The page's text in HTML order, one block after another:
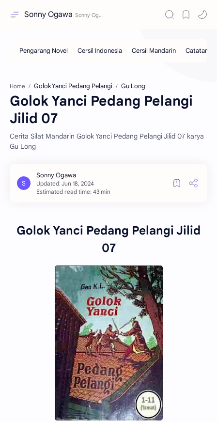
Sonny Ogawa
Home Golok Yanci Pedang Pelangi Gu Long
Golok Yanci Pedang Pelangi
Jilid 07
Cerita Silat Mandarin Golok Yanci Pedang Pelangi Jilid 07 karya
Gu Long
Estimated read time: 43 min
Golok Yanci Pedang Pelangi Jilid
07